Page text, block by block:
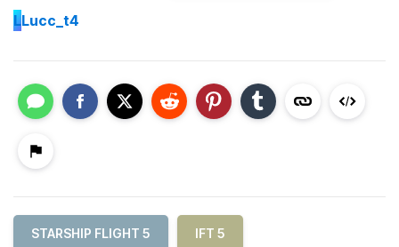
LLucc_t4
STARSHIP FLIGHT 5 IFT 5